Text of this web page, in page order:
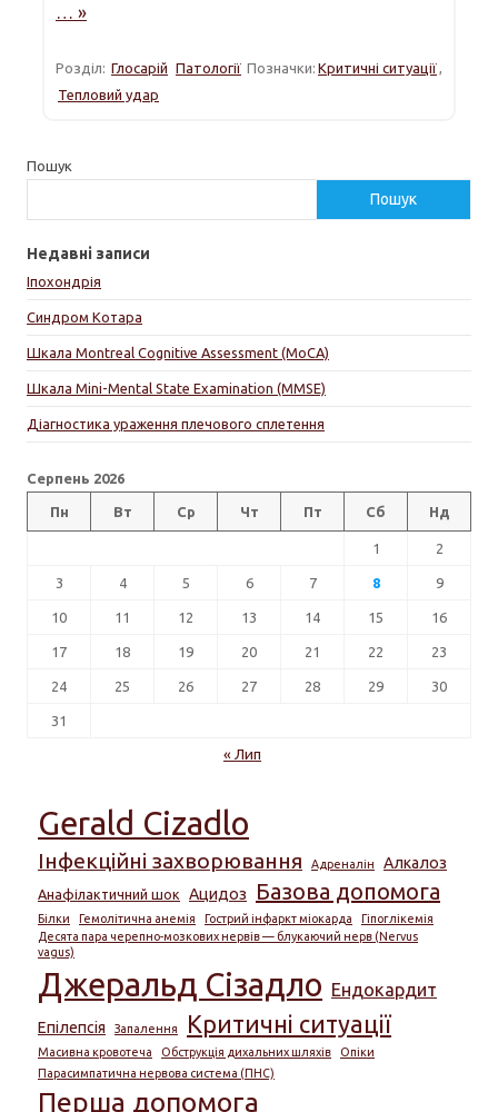
… »
Розділ: Глосарій Патології Позначки: Критичні ситуації,
Тепловий удар
Пошук
Пошук
Недавні записи
Іпохондрія
Синдром Котара
Шкала Montreal Cognitive Assessment (MoCA)
Шкала Mini-Mental State Examination (MMSE)
Діагностика ураження плечового сплетення
Серпень 2026
Пн Вт Ср Чт Пт Сб Нд
1 2
3 4 5 6 7 8 9
10 11 12 13 14 15 16
17 18 19 20 21 22 23
24 25 26 27 28 29 30
31
« Лип
Gerald Cizadlo
Інфекційні захворювання Адреналін Алкалоз
Анафілактичний шок Ацидоз Базова допомога
Білки Гемолітична анемія Гострий інфаркт міокарда
Гіпоглікемія
Десята пара черепно-мозкових нервів — блукаючий нерв (Nervus
vagus)
Джеральд Сізадло Ендокардит
Епілепсія Запалення Критичні ситуації
Масивна кровотеча Обструкція дихальних шляхів
Опіки
Парасимпатична нервова система (ПНС)
Перша допомога